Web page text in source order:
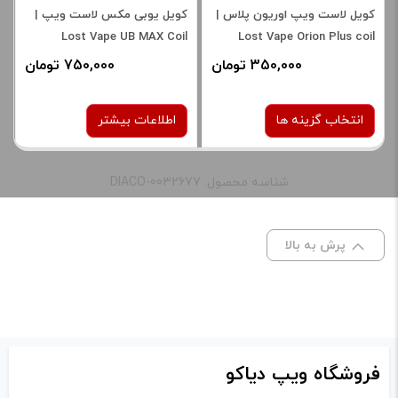
نام *
کویل لاست ویپ اوریون پلاس |
Lost Vape Orion Plus coil
350,000 تومان
انتخاب گزینه ها
صاف
کنید.
کویل یوبی مکس لاست ویپ |
Lost Vape UB MAX Coil
750,000 تومان
اطلاعات بیشتر
شناسه محصول: DIACO-0032677
پرش به بالا
فروشگاه ویپ دیاکو